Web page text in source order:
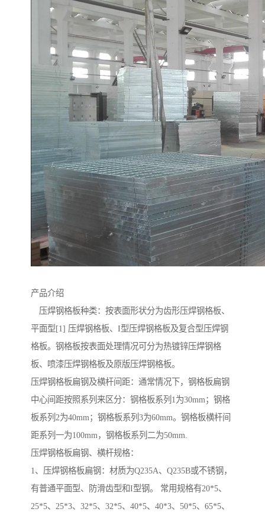
产品介绍
压焊钢格板种类：按表面形状分为齿形压焊钢格板、
平面型[1] 压焊钢格板、I型压焊钢格板及复合型压焊钢
格板。钢格板按表面处理情况可分为热镀锌压焊钢格
板、喷漆压焊钢格板及原版压焊钢格板。
压焊钢格板扁钢及横杆间距：通常情况下，钢格板扁钢
中心间距按照系列来区分：钢格板系列1为30mm；钢格
板系列2为40mm；钢格板系列3为60mm。钢格板横杆间
距系列一为100mm，钢格板系列二为50mm.
压焊钢格板扁钢、横杆规格：
1、压焊钢格板扁钢：材质为Q235A、Q235B或不锈钢，
有普通平面型、防滑齿型和I型钢。 常用规格有20*5、
25*5、25*3、32*5、32*5、40*5、40*3、50*5、65*5、